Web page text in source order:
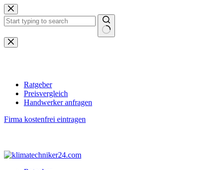
Zum
Inhalt
springen
Keine
Ergebnisse
Ratgeber
Preisvergleich
Handwerker anfragen
Firma kostenfrei eintragen